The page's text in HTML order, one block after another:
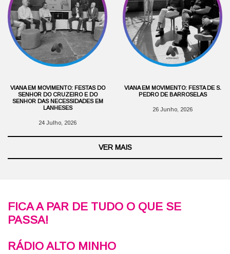
VIANA EM MOVIMENTO: FESTAS DO
SENHOR DO CRUZEIRO E DO
SENHOR DAS NECESSIDADES EM
LANHESES
24 Julho, 2026
VIANA EM MOVIMENTO: FESTA DE S.
PEDRO DE BARROSELAS
26 Junho, 2026
VER MAIS
FICA A PAR DE TUDO O QUE SE
PASSA!
RÁDIO ALTO MINHO